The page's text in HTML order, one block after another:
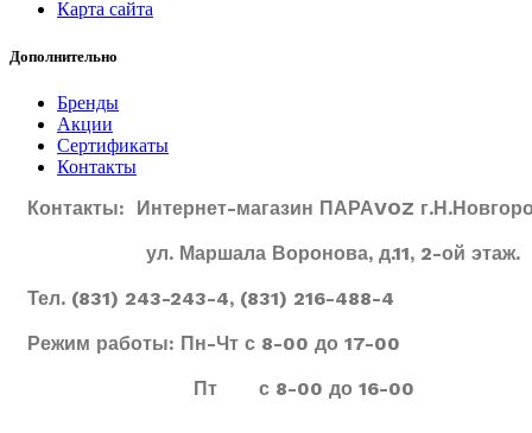
Карта сайта
Дополнительно
Бренды
Акции
Сертификаты
Контакты
Контакты: Интернет-магазин ПАРАVOZ
ул. Маршала Воронова, д.11, 2-ой этаж.
Тел. (831) 243-243-4, (831) 216-488-4
Режим работы: Пн-Чт с 8-00 до 17-00
Пт с 8-00 до 16-00